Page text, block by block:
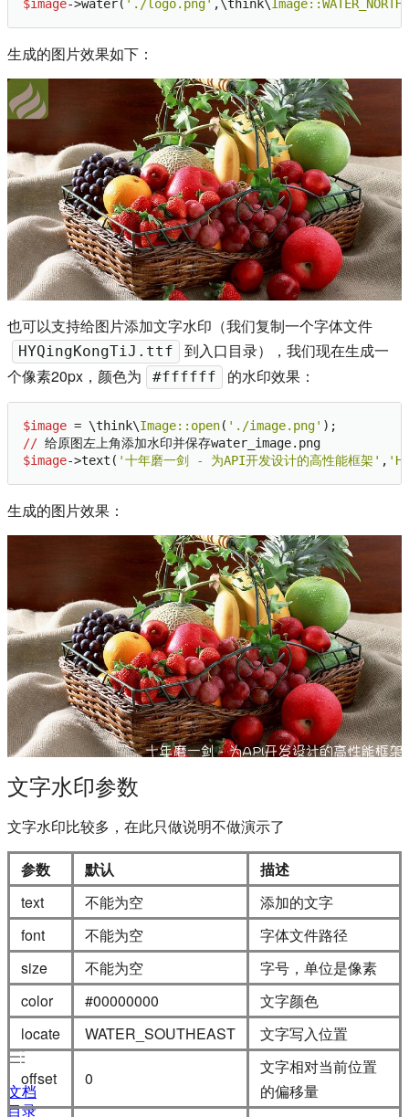
$image->water( './logo.png' ,\think\Image:
生成的图片效果如下：
也可以支持给图片添加文字水印（我们复制一个字体文件
HYQingKongTiJ.ttf
到入口目录），我们现在生成一
个像素20px，颜色为
#ffffff 的水印效果：
$image = \think\Image: :open( './image.png'
//
$image->text( '十年磨一剑 - 为API开发设计的高性能框架' ,
生成的图片效果：
文字水印参数
文字水印比较多，在此只做说明不做演示了
参数 默认
描述
text
不能为空
添加的文字
font
不能为空
字体文件路径
size
不能为空
字号，单位是像素
color
#00000000
文字颜色
locate
WATER_SOUTHEAST 文字写入位置
offset 0
文字相对当前位置
的偏移量
文档
目录